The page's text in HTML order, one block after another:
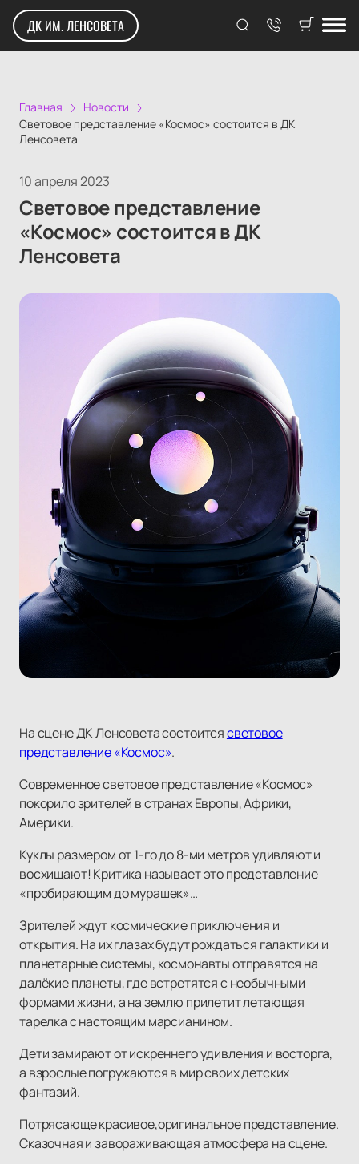
ДК ИМ. ЛЕНСОВЕТА
Главная
Новости
Световое представление «Космос» состоится в ДК
Ленсовета
10 апреля 2023
Световое представление
«Космос» состоится в ДК
Ленсовета
На сцене ДК Ленсовета состоитсясветовое
представление «Космос».
Современное световое представление «Космос»
покорило зрителей в странах Европы, Африки,
Америки.
Куклы размером от 1-го до 8-ми метров удивляют и
восхищают! Критика называет это представление
«пробирающим до мурашек»…
Зрителей ждут космические приключения и
открытия. На их глазах будут рождаться галактики и
планетарные системы, космонавты отправятся на
далёкие планеты, где встретятся с необычными
формами жизни, а на землю прилетит летающая
тарелка с настоящим марсианином.
Дети замирают от искреннего удивления и восторга,
а взрослые погружаются в мир своих детских
фантазий.
Потрясающе красивое,оригинальное представление.
Сказочная и завораживающая атмосфера на сцене.